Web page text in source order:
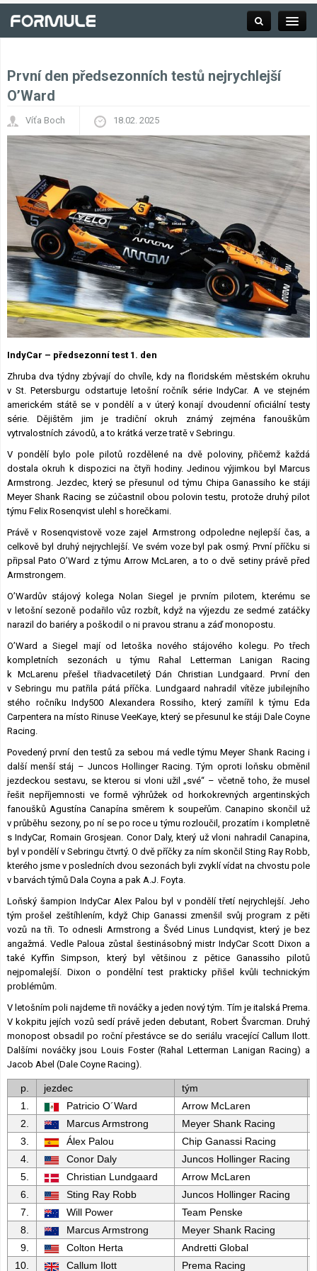
Závodní série
Kalendář F1
Výsledky F1
Týmy a jezdci F1
Okruhy F1
Lexikon F1
První den předsezonních testů nejrychlejší
O’Ward
Víťa Boch 18.02. 2025
IndyCar – předsezonní test 1. den
Zhruba dva týdny zbývají do chvíle, kdy na floridském městském okruhu
v St. Petersburgu odstartuje letošní ročník série IndyCar. A ve stejném
americkém státě se v pondělí a v úterý konají dvoudenní oficiální testy
série. Dějištěm jim je tradiční okruh známý zejména fanouškům
vytrvalostních závodů, a to krátká verze tratě v Sebringu.
V pondělí bylo pole pilotů rozdělené na dvě poloviny, přičemž každá
dostala okruh k dispozici na čtyři hodiny. Jedinou výjimkou byl Marcus
Armstrong. Jezdec, který se přesunul od týmu Chipa Ganassiho ke stáji
Meyer Shank Racing se zúčastnil obou polovin testu, protože druhý pilot
týmu Felix Rosenqvist ulehl s horečkami.
Právě v Rosenqvistově voze zajel Armstrong odpoledne nejlepší čas, a
celkově byl druhý nejrychlejší. Ve svém voze byl pak osmý. První příčku si
připsal Pato O’Ward z týmu Arrow McLaren, a to o dvě setiny právě před
Armstrongem.
O’Wardův stájový kolega Nolan Siegel je prvním pilotem, kterému se
v letošní sezoně podařilo vůz rozbít, když na výjezdu ze sedmé zatáčky
narazil do bariéry a poškodil o ni pravou stranu a záď monopostu.
O’Ward a Siegel mají od letoška nového stájového kolegu. Po třech
kompletních sezonách u týmu Rahal Letterman Lanigan Racing
k McLarenu přešel třiadvacetiletý Dán Christian Lundgaard. První den
v Sebringu mu patřila pátá příčka. Lundgaard nahradil vítěze jubilejního
stého ročníku Indy500 Alexandera Rossiho, který zamířil k týmu Eda
Carpentera na místo Rinuse VeeKaye, který se přesunul ke stáji Dale Coyne
Racing.
Povedený první den testů za sebou má vedle týmu Meyer Shank Racing i
další menší stáj – Juncos Hollinger Racing. Tým oproti loňsku obměnil
jezdeckou sestavu, se kterou si vloni užil „své“ – včetně toho, že musel
řešit nepříjemnosti ve formě výhrůžek od horkokrevných argentinských
fanoušků Agustína Canapína směrem k soupeřům. Canapino skončil už
v průběhu sezony, po ní se po roce u týmu rozloučil, prozatím i kompletně
s IndyCar, Romain Grosjean. Conor Daly, který už vloni nahradil Canapina,
byl v pondělí v Sebringu čtvrtý. O dvě příčky za ním skončil Sting Ray Robb,
kterého jsme v posledních dvou sezonách byli zvyklí vídat na chvostu pole
v barvách týmů Dala Coyna a pak A.J. Foyta.
Loňský šampion IndyCar Alex Palou byl v pondělí třetí nejrychlejší. Jeho
tým prošel zeštíhlením, když Chip Ganassi zmenšil svůj program z pěti
vozů na tři. To odnesli Armstrong a Švéd Linus Lundqvist, který je bez
angažmá. Vedle Paloua zůstal šestinásobný mistr IndyCar Scott Dixon a
také Kyffin Simpson, který byl většinou z pětice Ganassiho pilotů
nejpomalejší. Dixon o pondělní test prakticky přišel kvůli technickým
problémům.
V letošním poli najdeme tři nováčky a jeden nový tým. Tím je italská Prema.
V kokpitu jejích vozů sedí právě jeden debutant, Robert Švarcman. Druhý
monopost obsadil po roční přestávce se do seriálu vracející Callum Ilott.
Dalšími nováčky jsou Louis Foster (Rahal Letterman Lanigan Racing) a
Jacob Abel (Dale Coyne Racing).
p. jezdec tým
1.
Patricio O´Ward Arrow McLaren
2.
Marcus Armstrong Meyer Shank Racing
3.
Álex Palou Chip Ganassi Racing
4.
Conor Daly Juncos Hollinger Racing
5.
Christian Lundgaard Arrow McLaren
6.
Sting Ray Robb Juncos Hollinger Racing
7.
Will Power Team Penske
8.
Marcus Armstrong Meyer Shank Racing
9.
Colton Herta Andretti Global
10.
Callum Ilott Prema Racing